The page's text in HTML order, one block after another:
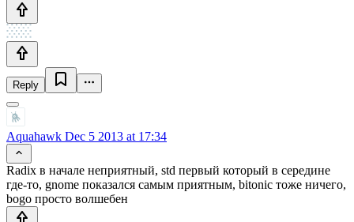
Reply
Aquahawk Dec 5 2013 at 17:34
Radix в начале неприятный, std первый который в середине
где-то, gnome показался самым приятным, bitonic тоже ничего,
bogo просто волшебен